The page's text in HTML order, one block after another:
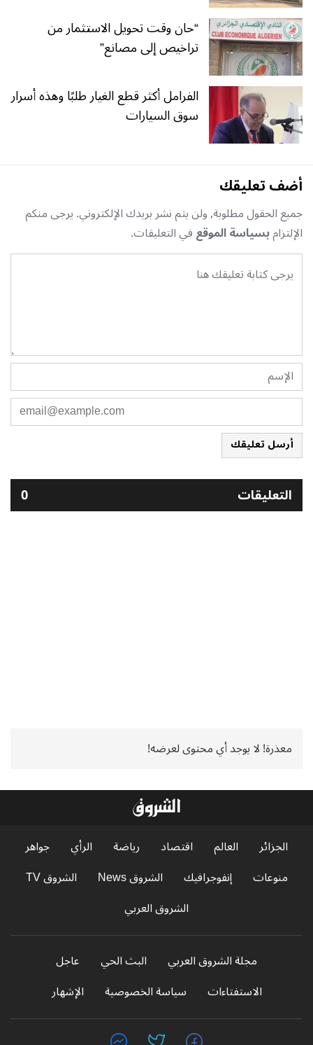
“حان وقت تحويل الاستثمار من
تراخيص إلى مصانع”
الفرامل أكثر قطع الغيار طلبًا وهذه أسرار
سوق السيارات
أضف تعليقك
جميع الحقول مطلوبة, ولن يتم نشر بريدك الإلكتروني. يرجى منكم
الإلتزامبسياسة الموقعفي التعليقات.
أرسل تعليقك
التعليقات 0
معذرة! لا يوجد أي محتوى لعرضه!
الجزائر العالم اقتصاد رياضة الرأي
جواهر
منوعات
إنفوجرافيك الشروق News
الشروق TV
الشروق العربي
مجلة الشروق العربي البث الحي
عاجل
الاستفتاءات
سياسة الخصوصية الإشهار